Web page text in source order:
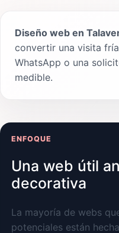
Diseño web en
convertir una visita
WhatsApp o una
medible.
ENFOQUE
Una web útil
decorativa
La mayoría de webs
potenciales están